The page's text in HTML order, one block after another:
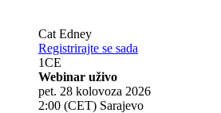
Cat Edney
Registrirajte se sada
1CE
Webinar uživo
pet. 28 kolovoza 2026
2:00 (CET) Sarajevo